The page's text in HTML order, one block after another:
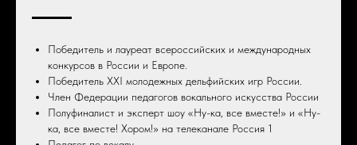
Победитель и лауреат всероссийских и международных
конкурсов в России и Европе.
Победитель XXI молодежных дельфийских игр России.
Член Федерации педагогов вокального искусства России
Полуфиналист и эксперт шоу «Ну-ка, все вместе!» и «Ну-
ка, все вместе! Хором!» на телеканале Россия 1